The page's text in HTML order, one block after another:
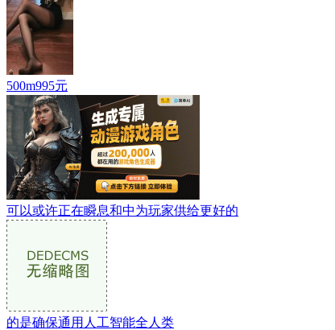
500m995元
可以或许正在瞬息和中为玩家供给更好的
的是确保通用人工智能全人类